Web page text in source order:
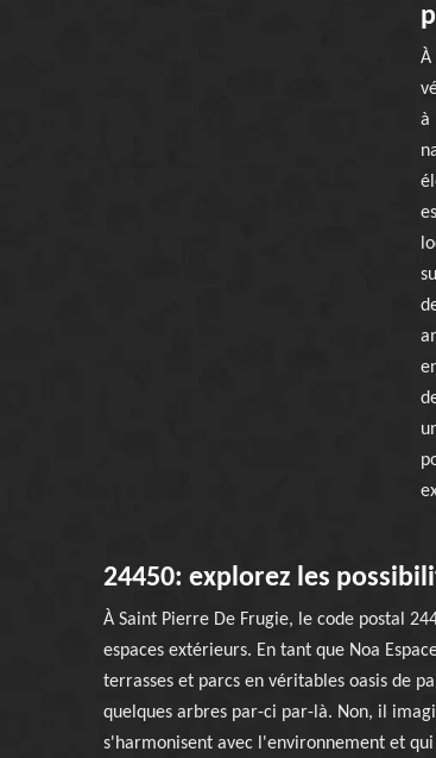
À
à
24450: explorez les
À Saint Pierre De Frugie, le code postal
espaces extérieurs. En tant que Noa
terrasses et parcs en véritables oasis de
quelques arbres par-ci par-là. Non, il
s'harmonisent avec l'environnement et qui